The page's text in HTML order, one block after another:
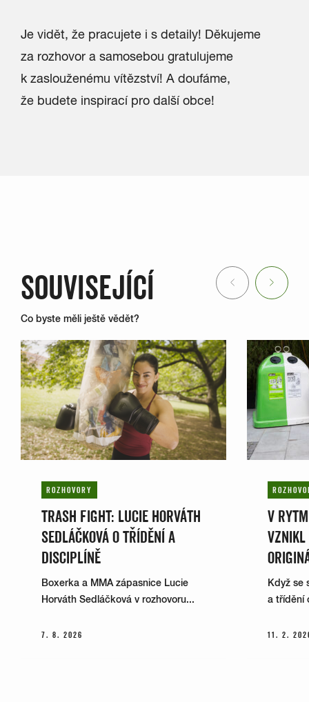
Je vidět, že pracujete i s detaily! Děkujeme
za rozhovor a samosebou gratulujeme
k zaslouženému vítězství! A doufáme,
že budete inspirací pro další obce!
SOUVISEJÍCÍ
Co byste měli ještě vědět?
Previous
ROZHOVORY
TRASH FIGHT: LUCIE HORVÁTH
SEDLÁČKOVÁ O TŘÍDĚNÍ A
DISCIPLÍNĚ
Boxerka a MMA zápasnice Lucie
Horváth Sedláčková v rozhovoru...
7. 8. 2026
V
VZNIKL
Když se
a třídění
11. 2.
Next